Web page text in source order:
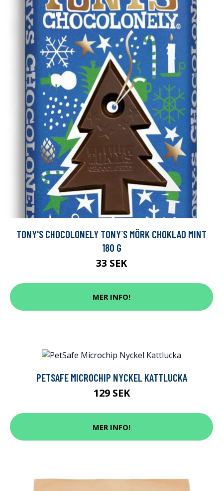
TONY'S CHOCOLONELY TONY´S MÖRK CHOKLAD MINT
180 G
33 SEK
MER INFO!
PETSAFE MICROCHIP NYCKEL KATTLUCKA
129 SEK
MER INFO!